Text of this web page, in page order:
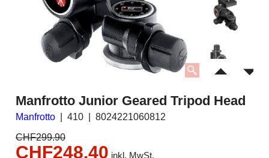
Manfrotto Junior Geared Tripod Head
Manfrotto 410
8024221060812
CHF299.90
CHF248.40 inkl. MwSt.